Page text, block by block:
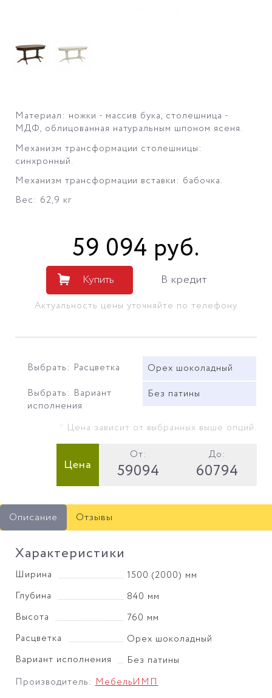
Материал: ножки - массив бука, столешница -
МДФ, облицованная натуральным шпоном ясеня.
Механизм трансформации столешницы:
синхронный.
Механизм трансформации вставки: бабочка.
Вес: 62,9 кг
59 094 руб.
Купить В кредит
Актуальность цены уточняйте по телефону
Выбрать: Расцветка
Орех шоколадный
Выбрать: Вариант
исполнения
Без патины
* Цена зависит от выбранных выше опций.
Цена
От:
59094
До:
60794
Описание Отзывы
Характеристики
Ширина
1500 (2000) мм
Глубина
840 мм
Высота
760 мм
Расцветка
Орех шоколадный
Вариант исполнения
Без патины
Производитель:МебельИМП